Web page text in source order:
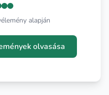
alapján
olvasása